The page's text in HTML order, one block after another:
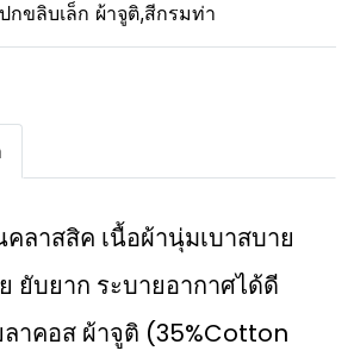
กขลิบเล็ก ผ้าจูติ,สีกรมท่า
คลาสสิค เนื้อผ้านุ่มเบาสบาย
ยับยาก ระบายอากาศได้ดี
ลาคอส ผ้าจูติ (35%Cotton